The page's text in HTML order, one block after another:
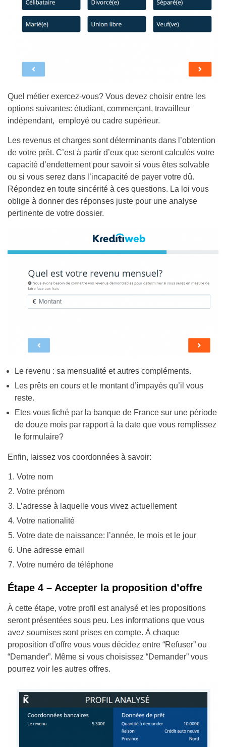
Quel métier exercez-vous? Vous devez choisir entre les
options suivantes: étudiant, commerçant, travailleur
indépendant, employé ou cadre supérieur.
Les revenus et charges sont déterminants dans l’obtention
de votre prêt. C’est à partir d’eux que seront calculés votre
capacité d’endettement pour savoir si vous êtes solvable
ou si vous serez dans l’incapacité de payer votre dû.
Répondez en toute sincérité à ces questions. La loi vous
oblige à donner des réponses juste pour une analyse
pertinente de votre dossier.
Le revenu : sa mensualité et autres compléments.
Les prêts en cours et le montant d’impayés qu’il vous
reste.
Etes vous fiché par la banque de France sur une période
de douze mois par rapport à la date que vous remplissez
le formulaire?
Enfin, laissez vos coordonnées à savoir:
Votre nom
Votre prénom
L’adresse à laquelle vous vivez actuellement
Votre nationalité
Votre date de naissance: l’année, le mois et le jour
Une adresse email
Votre numéro de téléphone
Étape 4 – Accepter la proposition d’offre
À cette étape, votre profil est analysé et les propositions
seront présentées sous peu. Les informations que vous
avez soumises sont prises en compte. À chaque
proposition d’offre vous vous décidez entre “Refuser” ou
“Demander”. Même si vous choisissez “Demander” vous
pourrez voir les autres offres.